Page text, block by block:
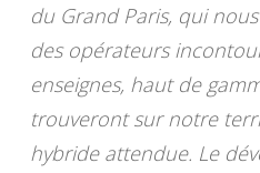
du Grand Paris, qui
des opérateurs
enseignes, haut de
trouveront sur notre
hybride attendue. Le